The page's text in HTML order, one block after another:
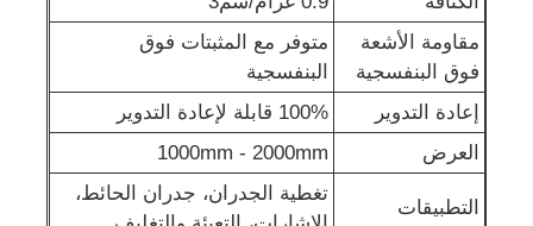
أنابيب بي بي
أدوات أنابيب البولي بروبيلين
مقاومة الأشعة
فوق البنفسجية
متوفر مع المثبتات فوق
البنفسجية
إعادة التدوير
100% قابلة لإعادة التدوير
العرض
1000mm - 2000mm
التطبيقات
تغطية الجدران، جدران الحائط،